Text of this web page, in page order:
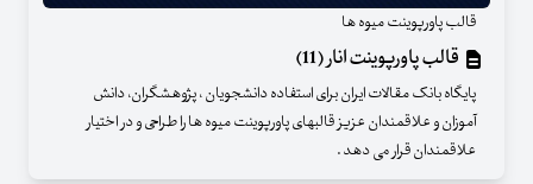
قالب پاورپوینت میوه ها
قالب پاورپوینت انار (11)
پایگاه بانک مقالات ایران برای استفاده دانشجویان ، پژوهشگران، دانش
آموزان و علاقمندان عزیز قالبهای پاورپوینت میوه ها را طراحی و در اختیار
علاقمندان قرار می دهد .